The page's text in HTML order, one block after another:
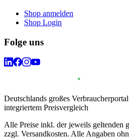
Shop anmelden
Shop Login
Folge uns
Deutschlands großes
integriertem Preisvergleich
Alle Preise inkl. der jeweils geltenden
zzgl. Versandkosten. Alle Angaben